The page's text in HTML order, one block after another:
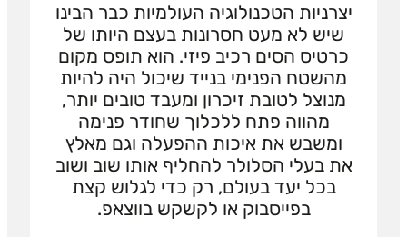
יצרניות הטכנולוגיה העולמיות כבר הבינו
שיש לא מעט חסרונות בעצם היותו של
כרטיס הסים רכיב פיזי. הוא תופס מקום
מהשטח הפנימי בנייד שיכול היה להיות
מנוצל לטובת זיכרון ומעבד טובים יותר,
מהווה פתח ללכלוך שחודר פנימה
ומשבש את איכות ההפעלה וגם מאלץ
את בעלי הסלולר להחליף אותו שוב ושוב
בכל יעד בעולם, רק כדי לגלוש קצת
בפייסבוק או לקשקש בווצאפ.